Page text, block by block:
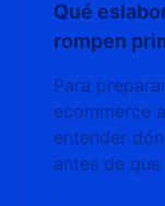
Qué
rompen
Para
ecommerce
entender
antes de